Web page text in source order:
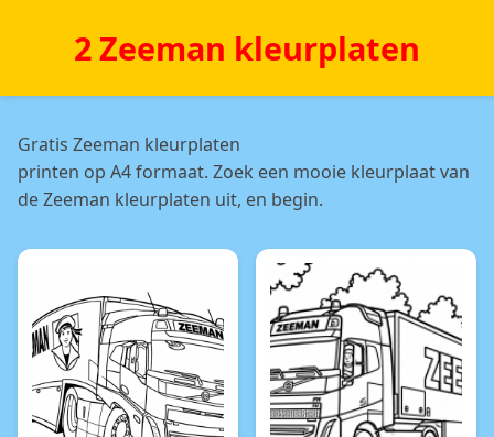
2 Zeeman kleurplaten
Gratis Zeeman kleurplaten
printen op A4 formaat. Zoek een mooie kleurplaat van
de Zeeman kleurplaten uit, en begin.